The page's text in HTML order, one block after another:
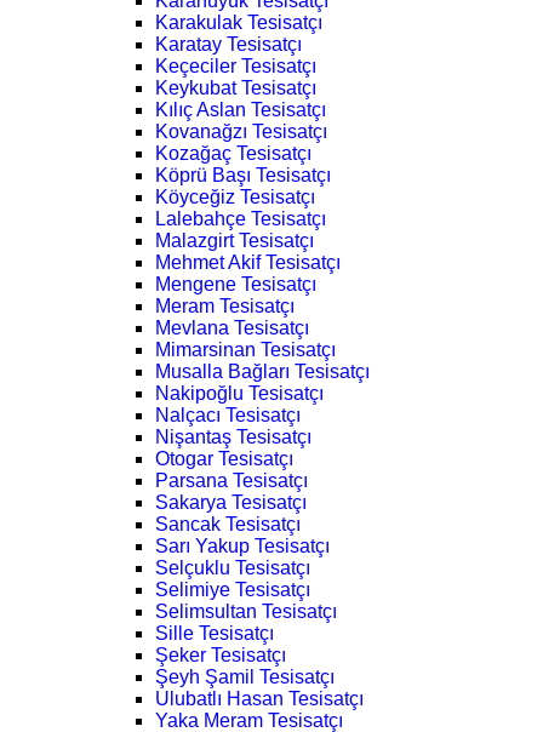
Karakulak Tesisatçı
Karatay Tesisatçı
Keçeciler Tesisatçı
Keykubat Tesisatçı
Kılıç Aslan Tesisatçı
Kovanağzı Tesisatçı
Kozağaç Tesisatçı
Köprü Başı Tesisatçı
Köyceğiz Tesisatçı
Lalebahçe Tesisatçı
Malazgirt Tesisatçı
Mehmet Akif Tesisatçı
Mengene Tesisatçı
Meram Tesisatçı
Mevlana Tesisatçı
Mimarsinan Tesisatçı
Musalla Bağları Tesisatçı
Nakipoğlu Tesisatçı
Nalçacı Tesisatçı
Nişantaş Tesisatçı
Otogar Tesisatçı
Parsana Tesisatçı
Sakarya Tesisatçı
Sancak Tesisatçı
Sarı Yakup Tesisatçı
Selçuklu Tesisatçı
Selimiye Tesisatçı
Selimsultan Tesisatçı
Sille Tesisatçı
Şeker Tesisatçı
Şeyh Şamil Tesisatçı
Ulubatlı Hasan Tesisatçı
Yaka Meram Tesisatçı